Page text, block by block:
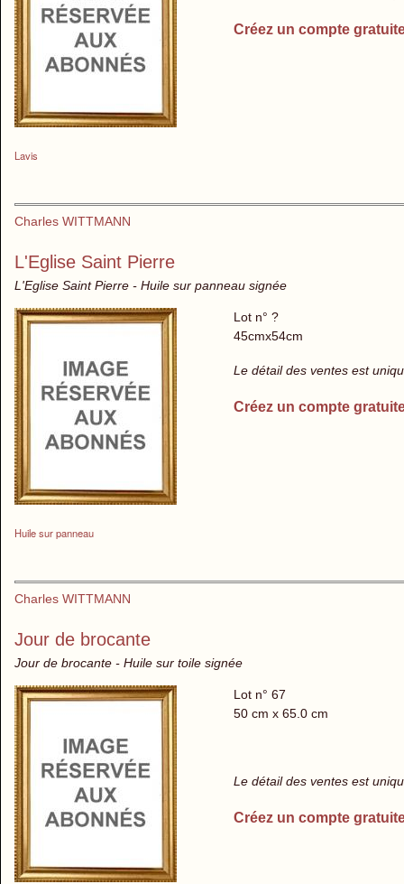
Lavis
Créez un compte
Charles WITTMANN
L'Eglise Saint Pierre
L'Eglise Saint Pierre - Huile sur panneau signée
Huile sur panneau
Lot n° ?
45cmx54cm
Le détail des ventes est
Créez un compte
Charles WITTMANN
Jour de brocante
Jour de brocante - Huile sur toile signée
Lot n° 67
50 cm x 65.0 cm
Le détail des ventes est
Créez un compte